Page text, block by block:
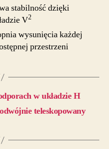
stabilność dzięki
V2
wysunięcia każdej
przestrzeni
w układzie H
teleskopowany